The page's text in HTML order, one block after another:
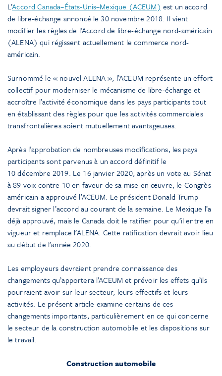
L’Accord Canada–États-Unis–Mexique (ACEUM) est un accord
de libre-échange annoncé le 30 novembre 2018. Il vient
modifier les règles de l’Accord de libre-échange nord-américain
(ALENA) qui régissent actuellement le commerce nord-
américain.
Surnommé le « nouvel ALENA », l’ACEUM représente un effort
collectif pour moderniser le mécanisme de libre-échange et
accroître l’activité économique dans les pays participants tout
en établissant des règles pour que les activités commerciales
transfrontalières soient mutuellement avantageuses.
Après l’approbation de nombreuses modifications, les pays
participants sont parvenus à un accord définitif le
10 décembre 2019. Le 16 janvier 2020, après un vote au Sénat
à 89 voix contre 10 en faveur de sa mise en œuvre, le Congrès
américain a approuvé l’ACEUM. Le président Donald Trump
devrait signer l’accord au courant de la semaine. Le Mexique l’a
déjà approuvé, mais le Canada doit le ratifier pour qu’il entre en
vigueur et remplace l’ALENA. Cette ratification devrait avoir lieu
au début de l’année 2020.
Les employeurs devraient prendre connaissance des
changements qu’apportera l’ACEUM et prévoir les effets qu’ils
pourraient avoir sur leur secteur, leurs effectifs et leurs
activités. Le présent article examine certains de ces
changements importants, particulièrement en ce qui concerne
le secteur de la construction automobile et les dispositions sur
le travail.
Construction automobile